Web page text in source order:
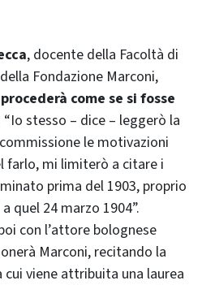
, docente della Facoltà di
Fondazione Marconi,
come se si fosse
“Io stesso – dice – leggerò la
le motivazioni
farlo, mi limiterò a citare i
prima del 1903, proprio
quel 24 marzo 1904”.
con l’attore bolognese
Marconi, recitando la
viene attribuita una laurea